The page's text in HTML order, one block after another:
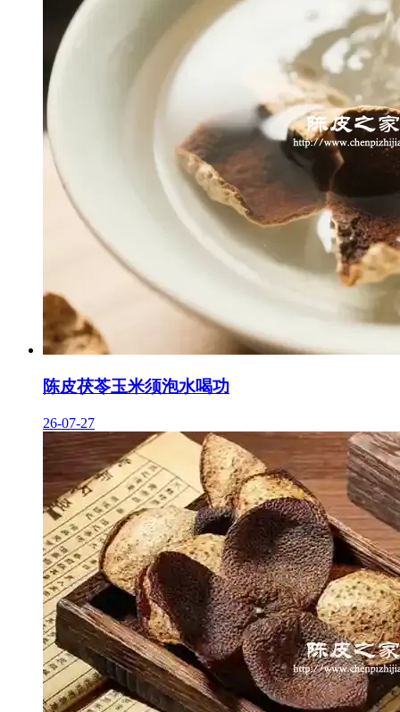
陈皮茯苓玉米须泡水喝功
26-07-27